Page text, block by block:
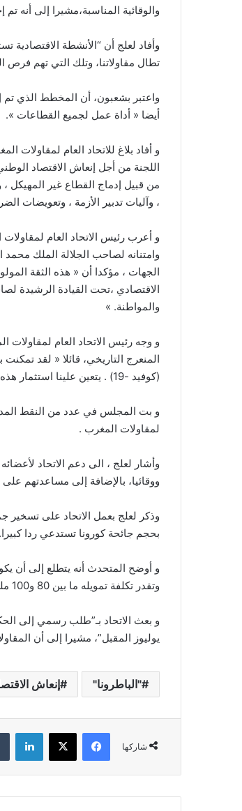
والوقائية المناسبة،مشيرا إلى أنه تم إجراء حوالي 60 ألف اختبار خاص بكوفيد 19،
وأفاد لعلج أن “الأنشطة الاقتصادية
تطال مقاولاتنا، وتلك التي تهم
أيضا « أداة عمل لجميع القطاعات ».
اللجنة من أجل إنعاش الاقتصاد
من قبيل إدماج القطاع غير المهيكل ،
، وآليات تدبير الأزمة ، وتعويضات
و أعرب رئيس الاتحاد العام
وامتنانه لصاحب الجلالة الملك
الجهات ، مؤكدا أن « هذه الثقة
الاقتصادي ،تحت القيادة الرشيدة
والمواطنة. »
و وجه رئيس الاتحاد العام لمقاولات
المنعرج التاريخي، قائلا « لقد
(كوفيد -19) . يتعين علينا استثمار هذه المكتسبات وتسريع هذا الانعاش ».
و بت المجلس في عدد من النقط
لمقاولات المغرب .
وأشار لعلج ، الى دعم الاتحاد
ووقائيا، بالإضافة إلى مساعدتهم
وذكر لعلج بعمل الاتحاد على تسخير
بحجم جائحة كورونا تستدعي ردا كبيرا.
و أوضح المتحدث أنه يتطلع إلى أن
وتقدر تكلفة تمويله ما بين 80 و100 مليار درهم، منها مبلغ 60 مليار درهم كضمان ممنوح في إطار ” ضمان انتعاش.
و بعث الاتحاد بـ”طلب رسمي إلى
يوليوز المقبل”، مشيرا إلى أن
"الباطرونا" إنعاش
شاركها
فيسبوك لينكدإن